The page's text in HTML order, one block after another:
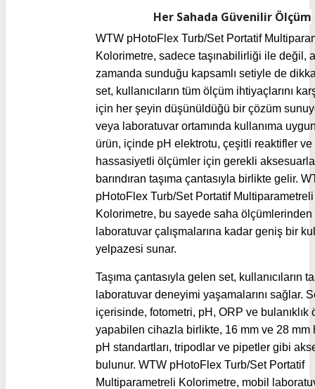
Her Sahada Güvenilir Ölçüm
WTW pHotoFlex Turb/Set Portatif
Kolorimetre, sadece taşınabilirliği ile değil,
zamanda sunduğu kapsamlı setiyle de
set, kullanıcıların tüm ölçüm ihtiyaçlarını
için her şeyin düşünüldüğü bir çözüm
veya laboratuvar ortamında kullanıma
ürün, içinde pH elektrotu, çeşitli reaktifler ve
hassasiyetli ölçümler için gerekli
barındıran taşıma çantasıyla birlikte gelir.
pHotoFlex Turb/Set Portatif Multiparametreli
Kolorimetre, bu sayede saha ölçümlerinden
laboratuvar çalışmalarına kadar geniş bir
yelpazesi sunar.
Taşıma çantasıyla gelen set, kullanıcıların
laboratuvar deneyimi yaşamalarını sağlar.
içerisinde, fotometri, pH, ORP ve bulanıklık
yapabilen cihazla birlikte, 16 mm ve 28 mm
pH standartları, tripodlar ve pipetler gibi
bulunur. WTW pHotoFlex Turb/Set Portatif
Multiparametreli Kolorimetre, mobil